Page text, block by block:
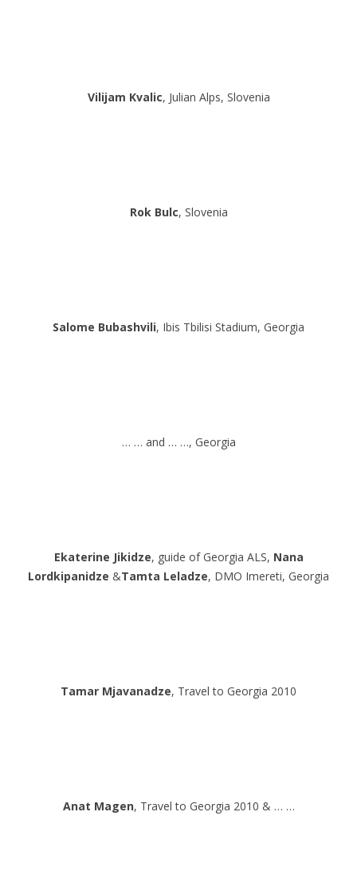
Vilijam Kvalic, Julian Alps, Slovenia
Rok Bulc, Slovenia
Salome Bubashvili, Ibis Tbilisi Stadium, Georgia
… … and … …, Georgia
Ekaterine Jikidze, guide of Georgia ALS, Nana
Lordkipanidze &Tamta Leladze, DMO Imereti, Georgia
Tamar Mjavanadze, Travel to Georgia 2010
Anat Magen, Travel to Georgia 2010 & … …